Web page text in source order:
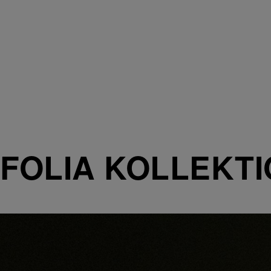
FOLIA